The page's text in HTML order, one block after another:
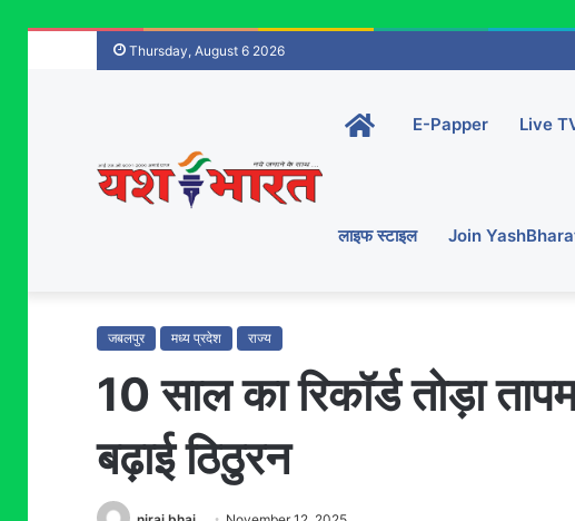
Thursday, August 6 2026
Home-
main
E-Papper Live
लाइफ स्टाइल Join
जबलपुर मध्य प्रदेश राज्य
10 साल का रिकॉर्ड तोड़ा
बढ़ाई ठिठुरन